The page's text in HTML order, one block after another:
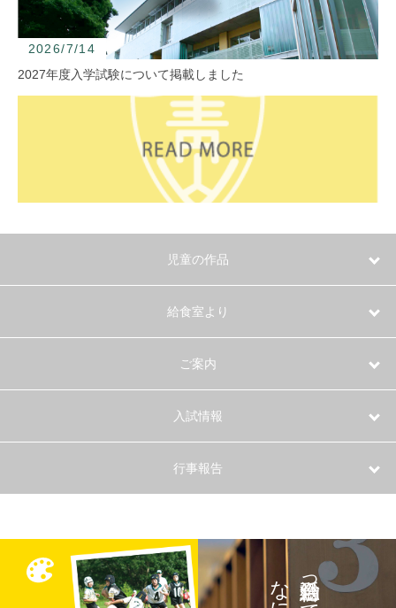
2026/7/14
2027年度入学試験について掲載しました
児童の作品
給食室より
ご案内
入試情報
行事報告
総合活動って